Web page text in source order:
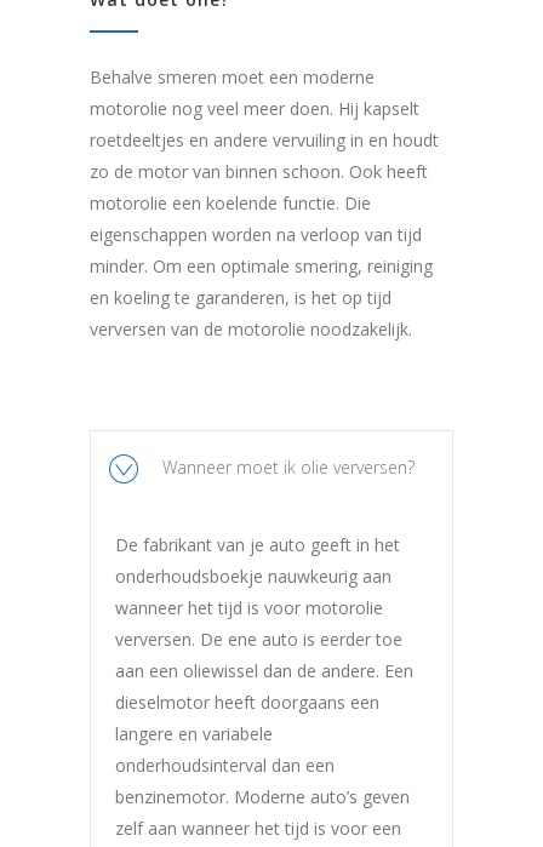
Behalve smeren moet een moderne
motorolie nog veel meer doen. Hij kapselt
roetdeeltjes en andere vervuiling in en houdt
zo de motor van binnen schoon. Ook heeft
motorolie een koelende functie. Die
eigenschappen worden na verloop van tijd
minder. Om een optimale smering, reiniging
en koeling te garanderen, is het op tijd
verversen van de motorolie noodzakelijk.
Wanneer moet ik olie verversen?
De fabrikant van je auto geeft in het
onderhoudsboekje nauwkeurig aan
wanneer het tijd is voor motorolie
verversen. De ene auto is eerder toe
aan een oliewissel dan de andere. Een
dieselmotor heeft doorgaans een
langere en variabele
onderhoudsinterval dan een
benzinemotor. Moderne auto’s geven
zelf aan wanneer het tijd is voor een